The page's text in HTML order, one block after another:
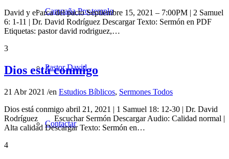
Campaña Pro-templo
Pastor David
Contactar
David y el arca del pacto Septiembre 15, 2021 – 7:00PM | 2 Samuel
6: 1-11 | Dr. David Rodríguez Descargar Texto: Sermón en PDF
Etiquetas: pastor david rodriguez,…
3
Dios está conmigo
21 Abr 2021 /en Estudios Bíblicos, Sermones Todos
Dios está conmigo abril 21, 2021 | 1 Samuel 18: 12-30 | Dr. David
Rodríguez Escuchar Sermón Descargar Audio: Calidad normal |
Alta calidad Descargar Texto: Sermón en…
4